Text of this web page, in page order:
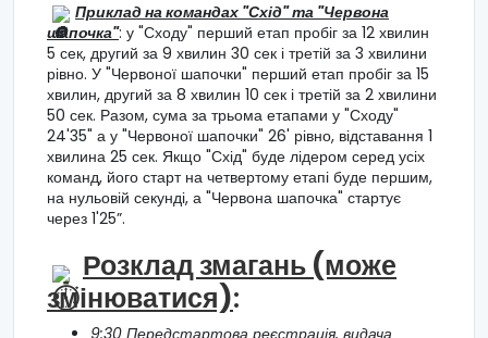
Приклад на командах "Схід" та "Червона
шапочка": у "Сходу" перший етап пробіг за 12 хвилин
5 сек, другий за 9 хвилин 30 сек і третій за 3 хвилини
рівно. У "Червоної шапочки" перший етап пробіг за 15
хвилин, другий за 8 хвилин 10 сек і третій за 2 хвилини
50 сек. Разом, сума за трьома етапами у "Сходу"
24'35" а у "Червоної шапочки" 26' рівно, відставання 1
хвилина 25 сек. Якщо "Схід" буде лідером серед усіх
команд, його старт на четвертому етапі буде першим,
на нульовій секунді, а "Червона шапочка" стартує
через 1'25”.
Розклад змагань (може
змінюватися):
9:30 Передстартова реєстрація, видача